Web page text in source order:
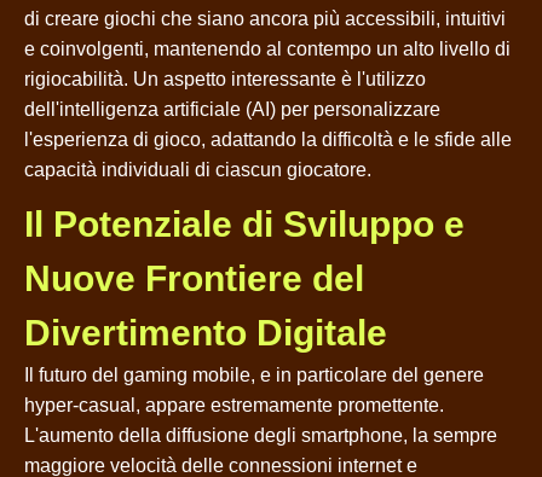
di creare giochi che siano ancora più accessibili, intuitivi
e coinvolgenti, mantenendo al contempo un alto livello di
rigiocabilità. Un aspetto interessante è l'utilizzo
dell'intelligenza artificiale (AI) per personalizzare
l'esperienza di gioco, adattando la difficoltà e le sfide alle
capacità individuali di ciascun giocatore.
Il Potenziale di Sviluppo e
Nuove Frontiere del
Divertimento Digitale
Il futuro del gaming mobile, e in particolare del genere
hyper-casual, appare estremamente promettente.
L'aumento della diffusione degli smartphone, la sempre
maggiore velocità delle connessioni internet e